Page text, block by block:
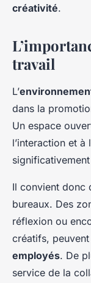
créativité.
travail
L’
dans la
Un espace
l’interaction et
Il convient donc
bureaux. Des
réflexion ou
créatifs,
employés. De
service de la